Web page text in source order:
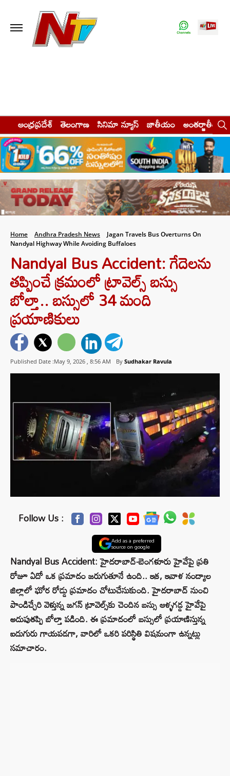
ఆంధ్రప్రదేశ్ తెలంగాణ సినిమా న్యూస్ జాతీయం అంతర్జాతీయం
Home Andhra Pradesh News
Jagan Travels Bus Overturns On
Nandyal Highway While Avoiding Buffaloes
Nandyal Bus Accident: గేదెలను
తప్పించే క్రమంలో ట్రావెల్స్ బస్సు
బోల్తా.. బస్సులో 34 మంది
ప్రయాణికులు
Published Date :May 9, 2026 , 8:56 AM By Sudhakar Ravula
Follow Us :
Add as a preferred
source on google
Nandyal Bus Accident: హైదరాబాద్‌-బెంగళూరు హైవేపై ప్రతి
రోజూ ఏదో ఒక ప్రమాదం జరుగుతూనే ఉంది.. ఇక, ఇవాళ నంద్యాల
జిల్లాలో ఘోర రోడ్డు ప్రమాదం చోటుచేసుకుంది. హైదరాబాద్ నుంచి
పాండిచ్చేరి వెళ్తున్న జగన్ ట్రావెల్స్‌కు చెందిన బస్సు ఆళ్ళగడ్డ హైవేపై
అదుపుతప్పి బోల్తా పడింది. ఈ ప్రమాదంలో బస్సులో ప్రయాణిస్తున్న
ఐదుగురు గాయపడగా, వారిలో ఒకరి పరిస్థితి విషమంగా ఉన్నట్లు
సమాచారం.